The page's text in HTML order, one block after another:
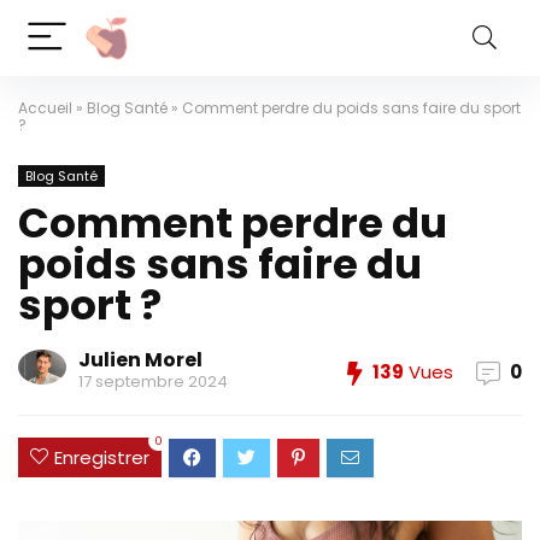
Accueil » Blog Santé » Comment perdre du poids sans faire du sport
?
Blog Santé
Comment perdre du
poids sans faire du
sport ?
Julien Morel
17 septembre 2024 139 Vues 0
Enregistrer
0